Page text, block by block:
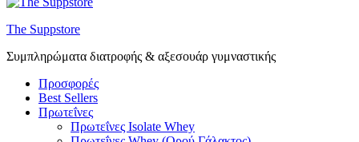
The Suppstore
Συμπληρώματα διατροφής & αξεσουάρ γυμναστικής
Προσφορές
Best Sellers
Πρωτεΐνες
Πρωτεΐνες Isolate Whey